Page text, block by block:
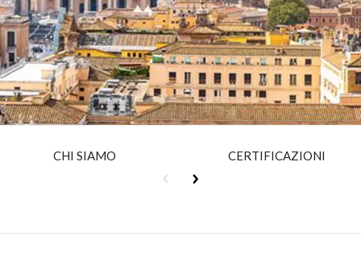
Insurance
Media
Retail and e-commerce
Technology
Travel, hospitality, and cargo
CHI SIAMO CERTIFICAZIONI